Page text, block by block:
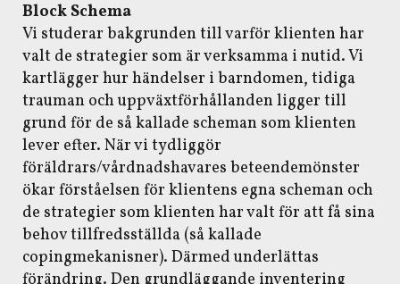
Block Schema
Vi studerar bakgrunden till varför klienten har
valt de strategier som är verksamma i nutid. Vi
kartlägger hur händelser i barndomen, tidiga
trauman och uppväxtförhållanden ligger till
grund för de så kallade scheman som klienten
lever efter. När vi tydliggör
föräldrars/vårdnadshavares beteendemönster
ökar förståelsen för klientens egna scheman och
de strategier som klienten har valt för att få sina
behov tillfredsställda (så kallade
copingmekanisner). Därmed underlättas